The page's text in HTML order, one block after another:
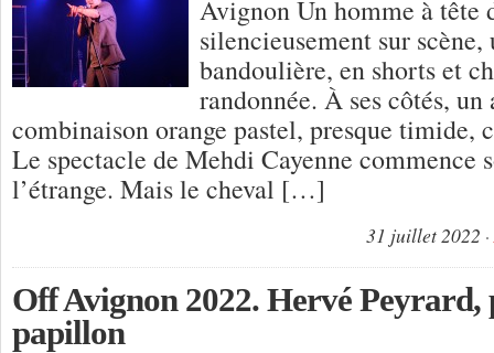
Avignon Un homme à tête
silencieusement sur
bandoulière, en shorts et
randonnée. À ses côtés, un
combinaison orange pastel, presque timide,
Le spectacle de Mehdi Cayenne commence
l’étrange. Mais le cheval […]
31 juillet 2022
Off Avignon 2022. Hervé Peyrard,
papillon